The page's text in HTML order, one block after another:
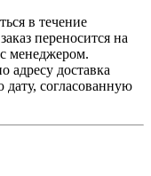
в течение
переносится на
менеджером.
адресу доставка
согласованную